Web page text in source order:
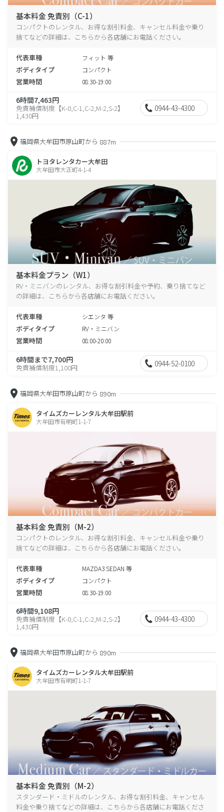
基本料金 免責別（C-1）
コンパクトのレンタル、お得な割引料金、キャンセル料金や乗り
捨てなどの詳細は、こちらから各店舗にお電話ください。
代表車種 フィット 等
ボディタイプ コンパクト
営業時間 08:30-19:00
6時間7,463円
免責補償制度【K-0,C-1,C-2,M-2,S-2】
1,430円
0944-43-4300
福岡県大牟田市原山町から 887m
トヨタレンタカー大牟田
大牟田市大正町4-1-4
基本料金プラン（W1）
RV・ミニバンのレンタル、お得な割引料金や予約、乗り捨てなど
の詳細は、こちらから各店舗にお電話ください。
代表車種 シエンタ 等
ボディタイプ RV・ミニバン
営業時間 08:00-20:00
6時間まで7,700円
免責補償制度1,100円 0944-52-0100
福岡県大牟田市原山町から 890m
タイムズカーレンタル大牟田駅前
大牟田市有明町1-1-7
基本料金 免責別（M-2）
コンパクトのレンタル、お得な割引料金、キャンセル料金や乗り
捨てなどの詳細は、こちらから各店舗にお電話ください。
代表車種 MAZDA3 SEDAN 等
ボディタイプ コンパクト
営業時間 08:30-19:00
6時間9,108円
免責補償制度【K-0,C-1,C-2,M-2,S-2】
1,430円
0944-43-4300
福岡県大牟田市原山町から 890m
タイムズカーレンタル大牟田駅前
大牟田市有明町1-1-7
基本料金 免責別（M-2）
スタンダード・ミドルのレンタル、お得な割引料金、キャンセル
料金や乗り捨てなどの詳細は、こちらから各店舗にお電話くださ